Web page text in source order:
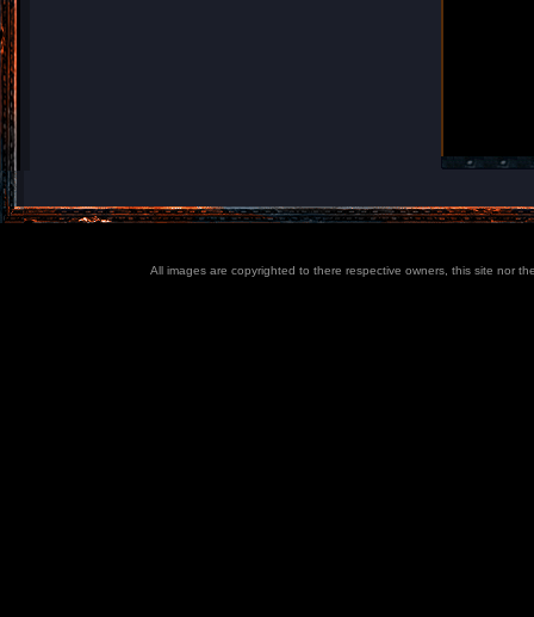
All images are copyrighted to there respective owners, this site nor